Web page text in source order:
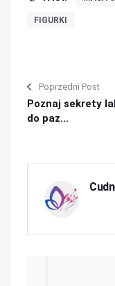
FIGURKI
Poprzedni Post
Poznaj sekrety
do paz...